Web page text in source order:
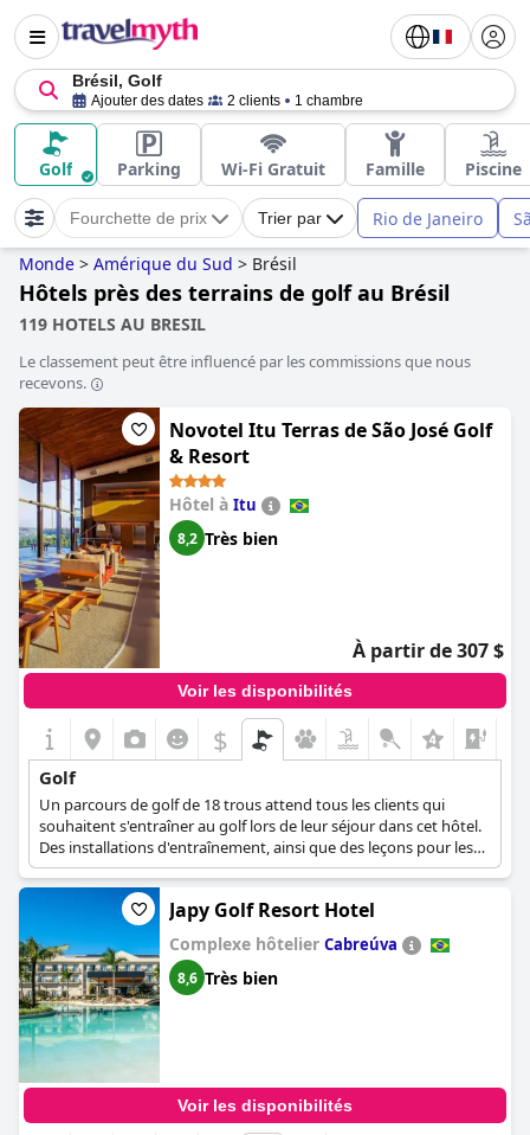
Brésil, Golf
Ajouter des dates 2 clients 1 chambre
Golf Parking Wi-Fi Gratuit Famille Piscine
Fourchette de prix Trier par Rio de Janeiro
Monde > Amérique du Sud > Brésil
Hôtels près des terrains de golf au Brésil
119 HOTELS AU BRESIL
Le classement peut être influencé par les commissions que nous
recevons.
Novotel Itu Terras de São José Golf
& Resort
Hôtel à Itu
8,2 Très bien
À partir de 307 $
Voir les disponibilités
$
Golf
Un parcours de golf de 18 trous attend tous les clients qui
souhaitent s'entraîner au golf lors de leur séjour dans cet hôtel.
Des installations d'entraînement, ainsi que des leçons pour les
joueurs amateurs sont également disponibles pour tous les
clients intéressés.
Japy Golf Resort Hotel
Complexe hôtelier Cabreúva
8,6 Très bien
Voir les disponibilités